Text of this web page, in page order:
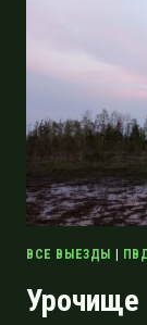
ВСЕ ВЫЕЗДЫ |
Урочище